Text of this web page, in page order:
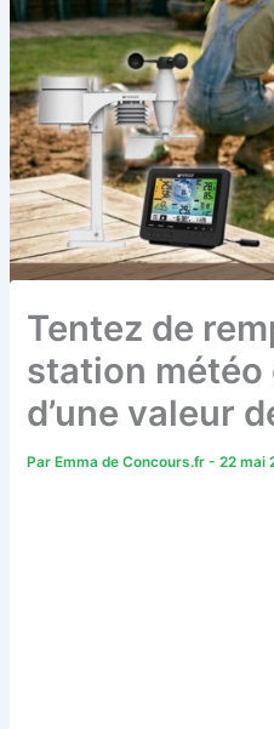
Tentez de
station météo
d’une valeur
ParEmma de Concours.fr-22 mai